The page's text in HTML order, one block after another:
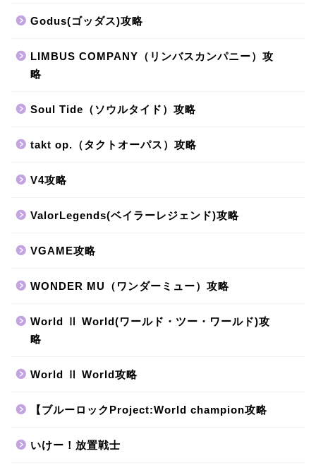
Godus(ゴッダス)攻略
LIMBUS COMPANY（リンバスカンパニー）攻
略
Soul Tide（ソウルタイド）攻略
takt op.（タクトオーパス）攻略
V4攻略
ValorLegends(ベイラーレジェンド)攻略
VGAME攻略
WONDER MU（ワンダーミュー）攻略
World Ⅱ World(ワールド・ツー・ワールド)攻
略
World Ⅱ World攻略
【ブルーロックProject:World champion攻略
いけー！放置戦士